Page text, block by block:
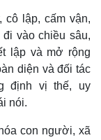
cô lập, cấm vận,
vào chiều sâu,
lập và mở rộng
diện và đối tác
định vị thế, uy
nói.
con người, xã